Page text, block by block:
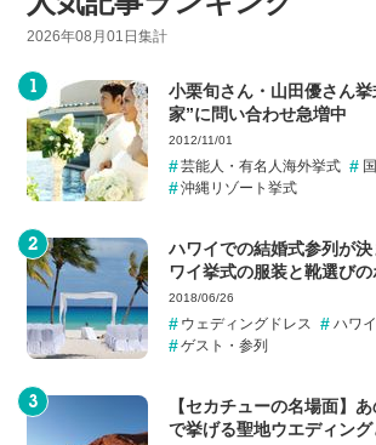
2026年08月01日集計
小栗旬さん・山田優さん
家”に問い合わせ急増中
2012/11/01
芸能人・有名人海外挙式
沖縄リゾート挙式
ハワイでの結婚式参列が
ワイ挙式の服装と靴選びの
2018/06/26
ウェディングドレス ハワ
ゲスト・参列
【セカチューの名場面】
で挙げる聖地ウエディング